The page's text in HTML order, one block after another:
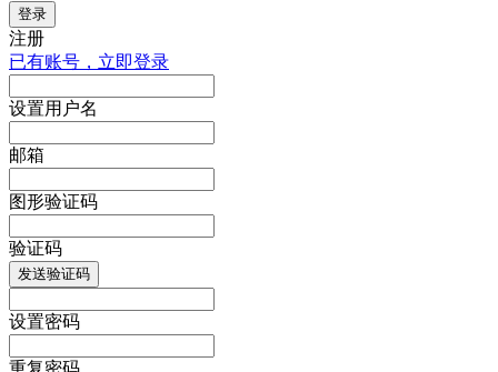
登录
注册
已有账号，立即登录
设置用户名
邮箱
图形验证码
验证码
发送验证码
设置密码
重复密码